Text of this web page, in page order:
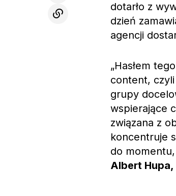
dotarło z
dzień
agencji
„Hasłem
content,
grupy
wspierające
związana z
koncentruje
do
Albert Hupa,